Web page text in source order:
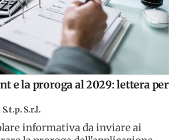
e la proroga al 2029: lettera per
S.r.l.
informativa da inviare ai